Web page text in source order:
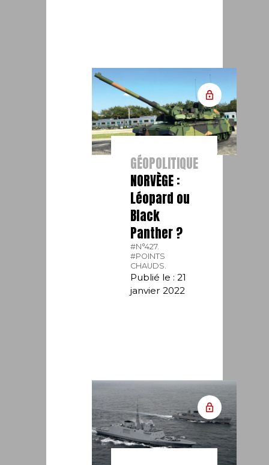
GÉOPOLITIQUE
NORVÈGE :
Léopard ou
Black
Panther ?
#N°427.
#POINTS
CHAUDS.
Publié le : 21
janvier 2022